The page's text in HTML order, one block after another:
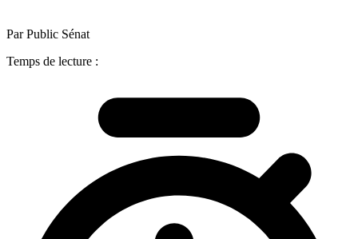
Par Public Sénat
Temps de lecture :